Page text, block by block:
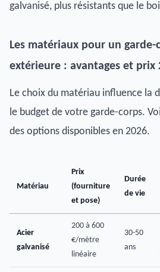
galvanisé, plus résistants que le
Les matériaux pour un garde-
extérieure : avantages et prix
Le choix du matériau influence la
le budget de votre garde-corps.
des options disponibles en 2026.
Matériau
Prix
(fourniture
et pose)
Durée
de vie
Acier
galvanisé
200 à 600
€/mètre
linéaire
30-50
ans